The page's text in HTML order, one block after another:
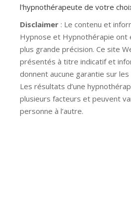
l'hypnothérapeute de votre
Disclaimer : Le contenu et
Hypnose et Hypnothérapie ont
plus grande précision. Ce site
présentés à titre indicatif et
donnent aucune garantie sur
Les résultats d’une
plusieurs facteurs et peuvent
personne à l’autre.